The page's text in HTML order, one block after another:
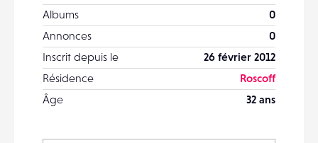
Albums
0
Annonces
0
Inscrit depuis le
26 février 2012
Résidence
Roscoff
Âge
32 ans